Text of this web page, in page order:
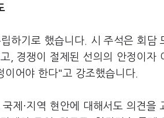
하기로 했습니다. 시 주석은 회담
, 경쟁이 절제된 선의의 안정이자
어야 한다"고 강조했습니다.
제·지역 현안에 대해서도 의견을